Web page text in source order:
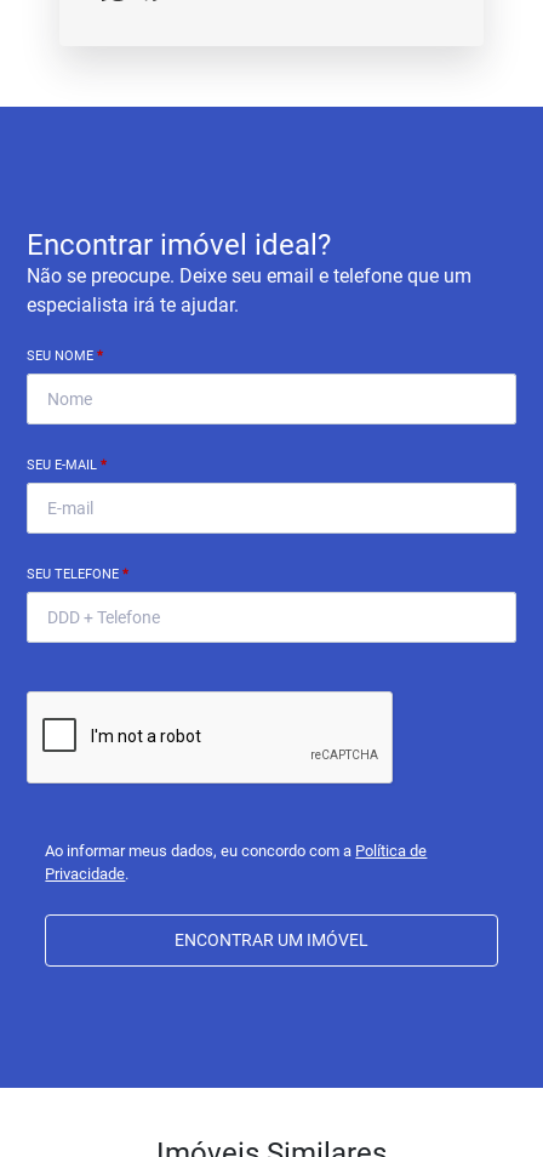
Encontrar imóvel ideal?
Não se preocupe. Deixe seu email e telefone que um
especialista irá te ajudar.
SEU NOME*
SEU E-MAIL*
SEU TELEFONE*
Ao informar meus dados, eu concordo com a Política de
Privacidade.
ENCONTRAR UM IMÓVEL